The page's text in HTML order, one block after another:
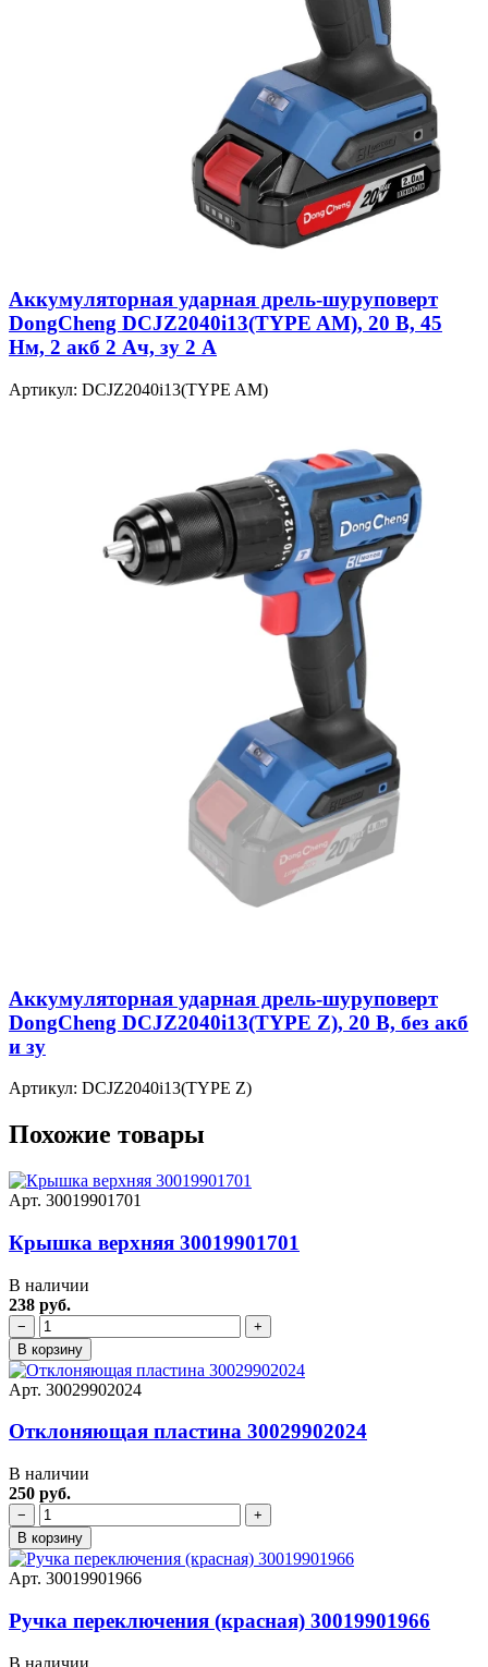
Аккумуляторная ударная дрель-шуруповерт
DongCheng DCJZ2040i13(TYPE AM), 20 В, 45
Нм, 2 акб 2 Ач, зу 2 А
Артикул: DCJZ2040i13(TYPE AM)
Аккумуляторная ударная дрель-шуруповерт
DongCheng DCJZ2040i13(TYPE Z), 20 В, без акб
и зу
Артикул: DCJZ2040i13(TYPE Z)
Похожие товары
Арт. 30019901701
Крышка верхняя 30019901701
В наличии
238 руб.
−
+
В корзину
Арт. 30029902024
Отклоняющая пластина 30029902024
В наличии
250 руб.
−
+
В корзину
Арт. 30019901966
Ручка переключения (красная) 30019901966
В наличии